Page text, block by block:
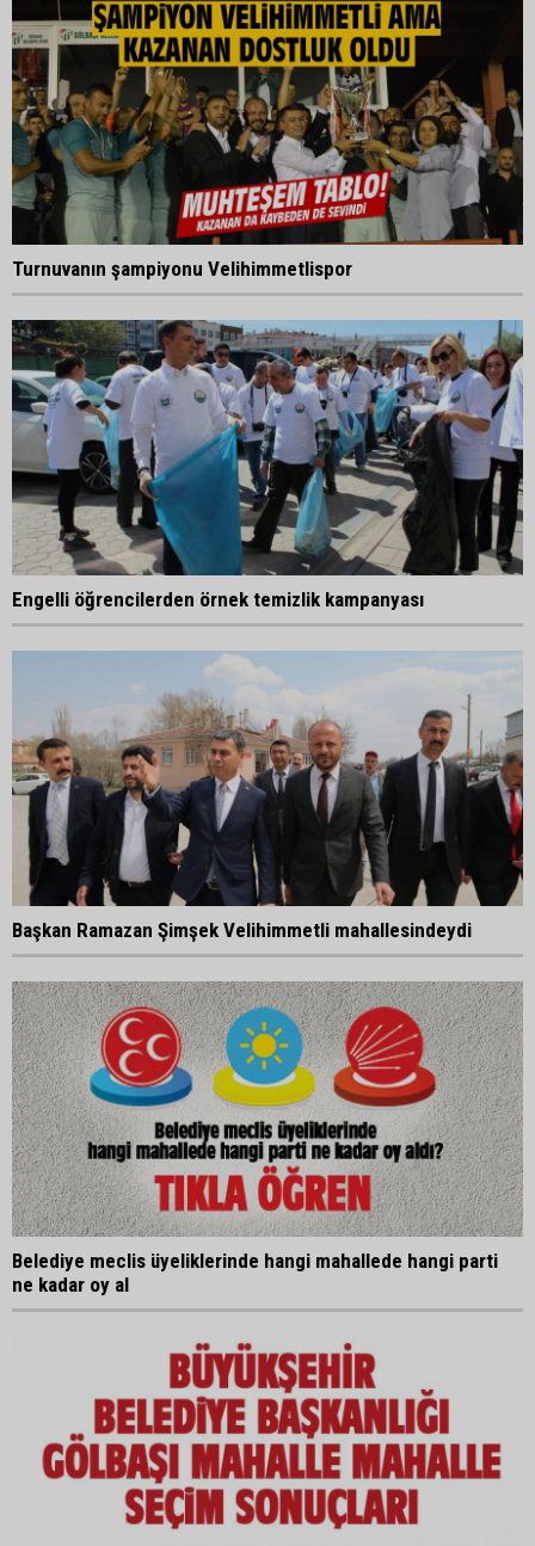
Turnuvanın şampiyonu Velihimmetlispor
Engelli öğrencilerden örnek temizlik kampanyası
Başkan Ramazan Şimşek Velihimmetli mahallesindeydi
Belediye meclis üyeliklerinde hangi mahallede hangi parti
ne kadar oy al